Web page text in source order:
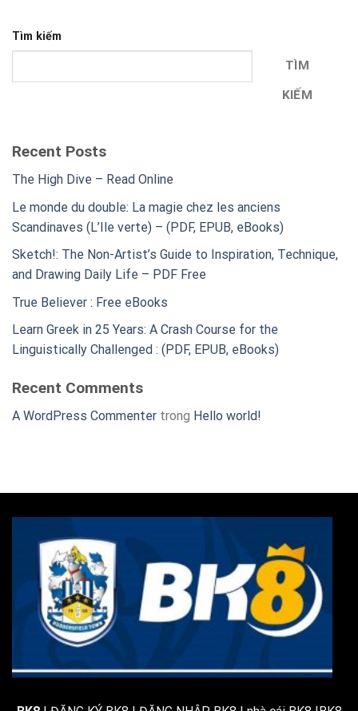
Tìm kiếm
TÌM
KIẾM
Recent Posts
The High Dive – Read Online
Le monde du double: La magie chez les anciens
Scandinaves (L’Ile verte) – (PDF, EPUB, eBooks)
Sketch!: The Non-Artist’s Guide to Inspiration, Technique,
and Drawing Daily Life – PDF Free
True Believer : Free eBooks
Learn Greek in 25 Years: A Crash Course for the
Linguistically Challenged : (PDF, EPUB, eBooks)
Recent Comments
A WordPress Commenter trong Hello world!